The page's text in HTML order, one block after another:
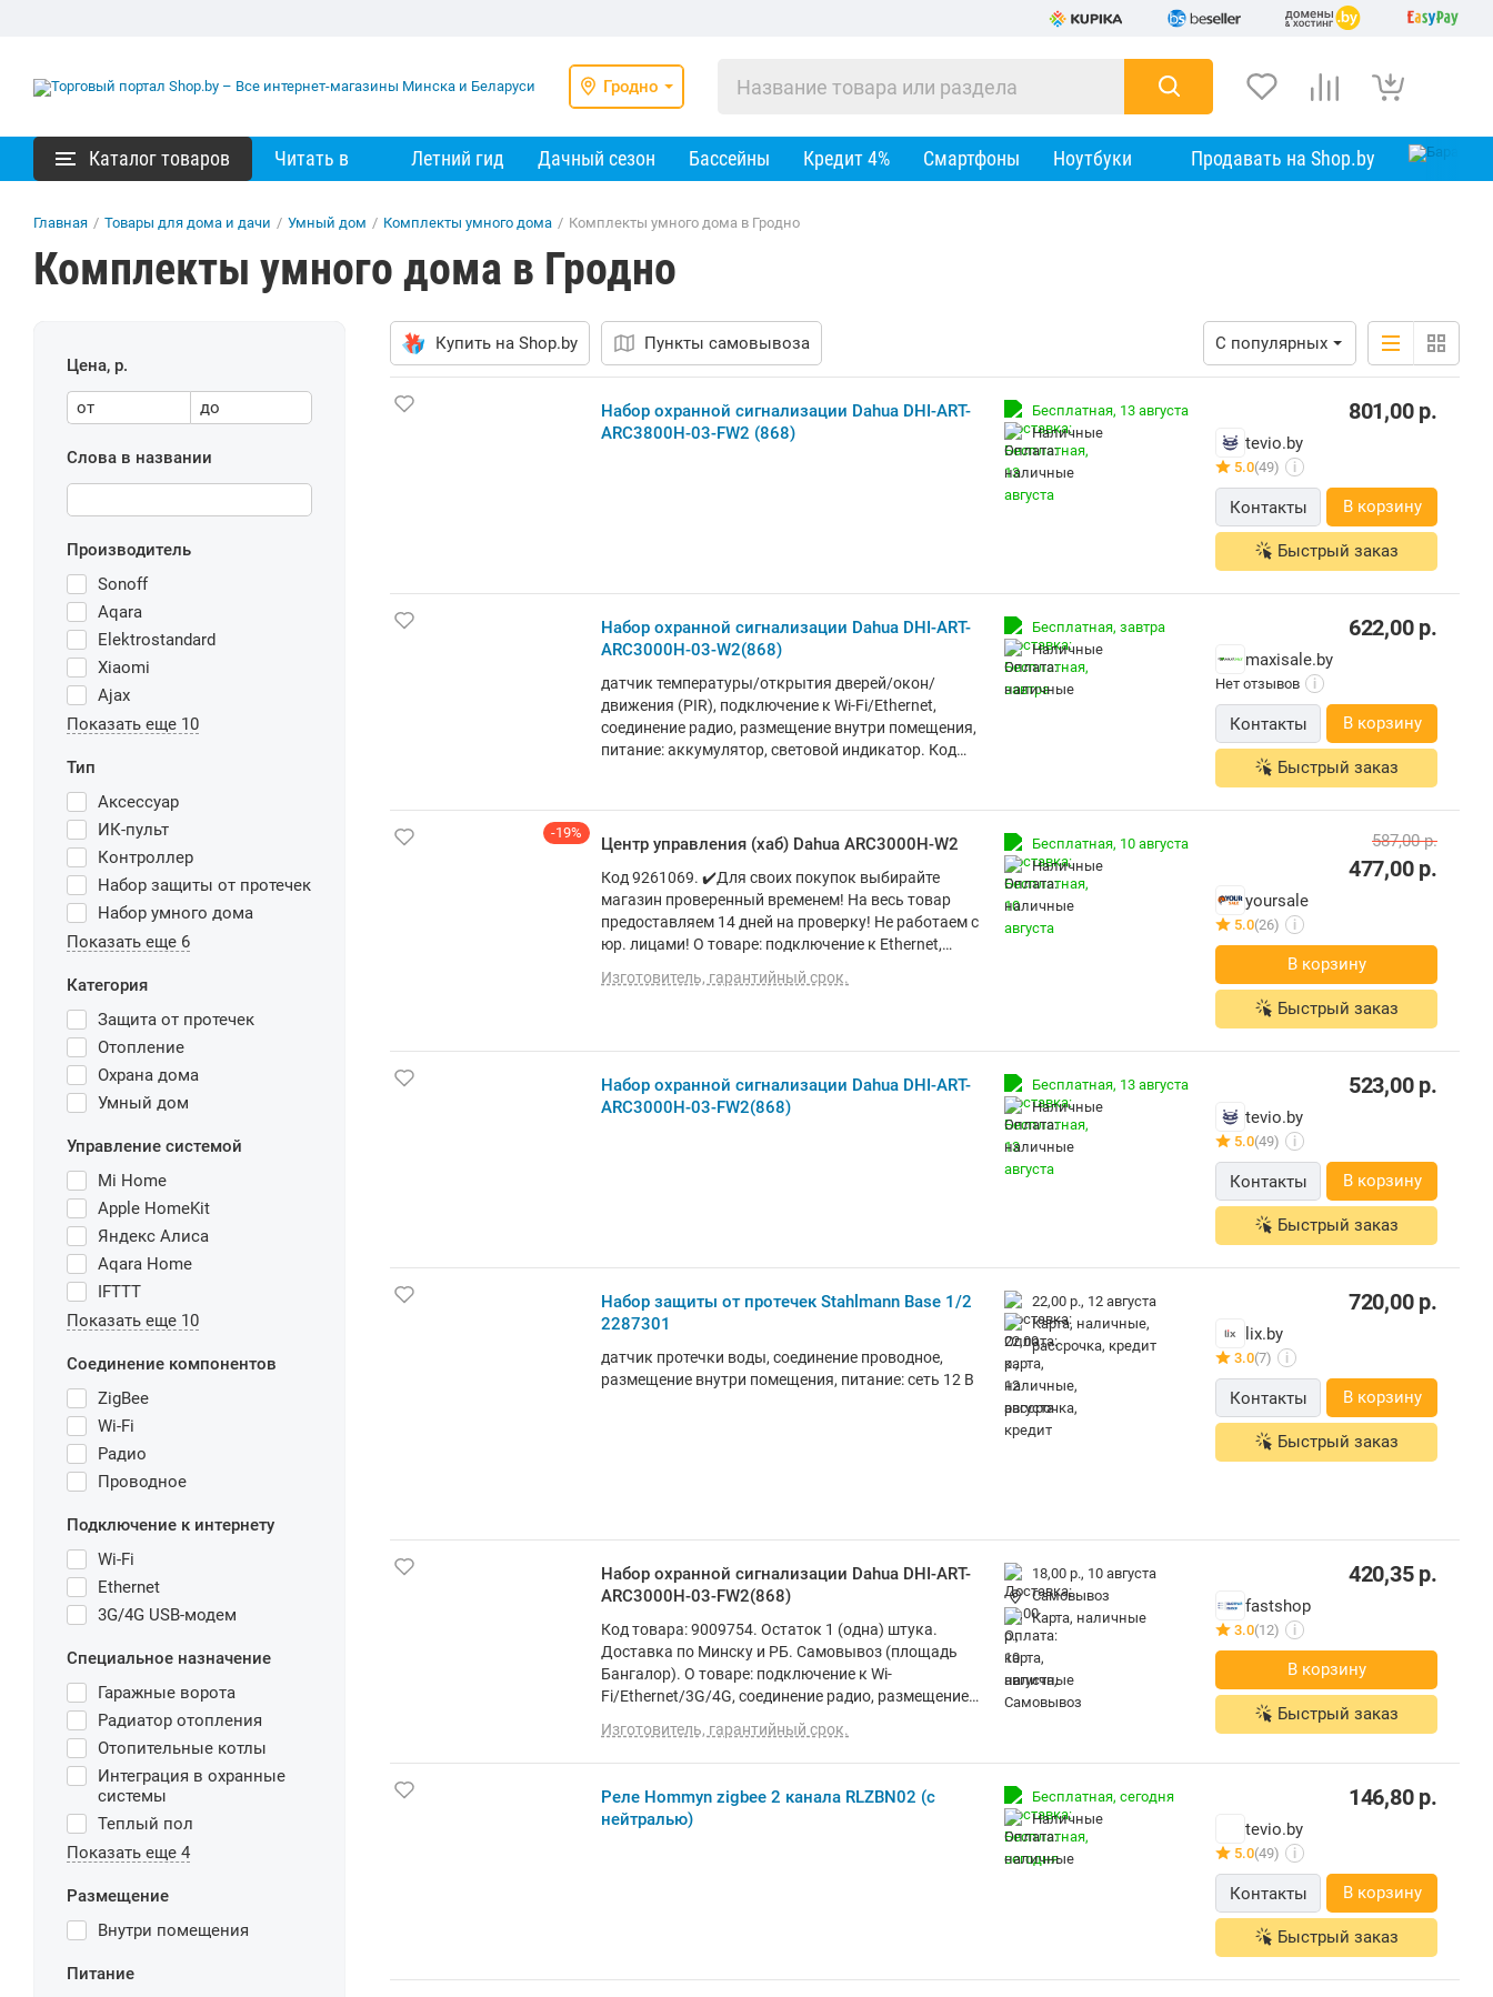
Гродно
Каталог товаров Читать в Летний гид Дачный сезон Бассейны Кредит 4% Смартфоны Ноутбуки Продавать на Shop.by
Главная / Товары для дома и дачи / Умный дом / Комплекты умного дома / Комплекты умного дома в Гродно
Комплекты умного дома в Гродно
Цена, р.
от до
Слова в названии
Производитель
Sonoff
Aqara
Elektrostandard
Xiaomi
Ajax
Показать еще 10
Тип
Аксессуар
ИК-пульт
Контроллер
Набор защиты от протечек
Набор умного дома
Показать еще 6
Категория
Защита от протечек
Отопление
Охрана дома
Умный дом
Управление системой
Mi Home
Apple HomeKit
Яндекс Алиса
Aqara Home
IFTTT
Показать еще 10
Соединение компонентов
ZigBee
Wi-Fi
Радио
Проводное
Подключение к интернету
Wi-Fi
Ethernet
3G/4G USB-модем
Специальное назначение
Гаражные ворота
Радиатор отопления
Отопительные котлы
Интеграция в охранные
системы
Теплый пол
Показать еще 4
Размещение
Внутри помещения
Питание
Купить на Shop.by Пункты самовывоза С популярных
Набор охранной сигнализации Dahua DHI-ART-
ARC3800H-03-FW2 (868)
Бесплатная, 13 августа
наличные
801,00р.
tevio.by
5.0(49) i
Контакты В корзину
Быстрый заказ
Набор охранной сигнализации Dahua DHI-ART-
ARC3000H-03-W2(868)
датчик температуры/открытия дверей/окон/
движения (PIR), подключение к Wi-Fi/Ethernet,
соединение радио, размещение внутри помещения,
питание: аккумулятор, световой индикатор. Код
выборе. Не работаем с юр. лицами . Доступна 1 шт.
Бесплатная, завтра
наличные
622,00р.
maxisale.by
Нет отзывов i
Контакты В корзину
Быстрый заказ
-19%
Центр управления (хаб) Dahua ARC3000H-W2
Код 9261069. ✔️Для своих покупок выбирайте
магазин проверенный временем! На весь товар
предоставляем 14 дней на проверку! Не работаем с
юр. лицами! О товаре: подключение к Ethernet,
питание: сеть 220В/аккумулятор, световой
Изготовитель, гарантийный срок.
Бесплатная, 10 августа
наличные
477,00р.
587,00р.
yoursale
5.0(26) i
В корзину
Быстрый заказ
Набор охранной сигнализации Dahua DHI-ART-
ARC3000H-03-FW2(868)
Бесплатная, 13 августа
наличные
523,00р.
tevio.by
5.0(49) i
Контакты В корзину
Быстрый заказ
Набор защиты от протечек Stahlmann Base 1/2
2287301
датчик протечки воды, соединение проводное,
размещение внутри помещения, питание: сеть 12 В
22,00 р., 12 августа
карта, наличные,
рассрочка, кредит
720,00р.
lix.by
3.0(7) i
Контакты В корзину
Быстрый заказ
Набор охранной сигнализации Dahua DHI-ART-
ARC3000H-03-FW2(868)
Код товара: 9009754. Остаток 1 (одна) штука.
Доставка по Минску и РБ. Самовывоз (площадь
Бангалор). О товаре: подключение к Wi-
Fi/Ethernet/3G/4G, соединение радио, размещение
аккумулятор, световой индикатор
Изготовитель, гарантийный срок.
18,00 р., 10 августа
Самовывоз
карта, наличные
420,35р.
fastshop
3.0(12) i
В корзину
Быстрый заказ
Реле Hommyn zigbee 2 канала RLZBN02 (с
нейтралью)
Бесплатная, сегодня
наличные
146,80р.
tevio.by
5.0(49) i
Контакты В корзину
Быстрый заказ